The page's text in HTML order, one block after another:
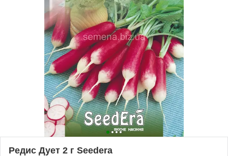
Редис Дует 2 г Seedеra